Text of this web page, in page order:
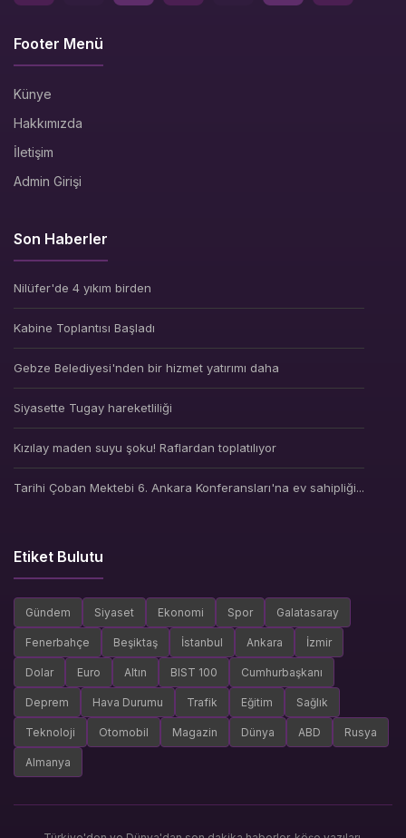
Footer Menü
Künye
Hakkımızda
İletişim
Admin Girişi
Son Haberler
Nilüfer'de 4 yıkım birden
Kabine Toplantısı Başladı
Gebze Belediyesi'nden bir hizmet yatırımı daha
Siyasette Tugay hareketliliği
Kızılay maden suyu şoku! Raflardan toplatılıyor
Tarihi Çoban Mektebi 6. Ankara Konferansları'na ev sahipliği...
Etiket Bulutu
Gündem Siyaset Ekonomi Spor Galatasaray
Fenerbahçe Beşiktaş İstanbul Ankara İzmir
Dolar Euro Altın BIST 100 Cumhurbaşkanı
Deprem Hava Durumu Trafik Eğitim Sağlık
Teknoloji Otomobil Magazin Dünya ABD Rusya
Almanya